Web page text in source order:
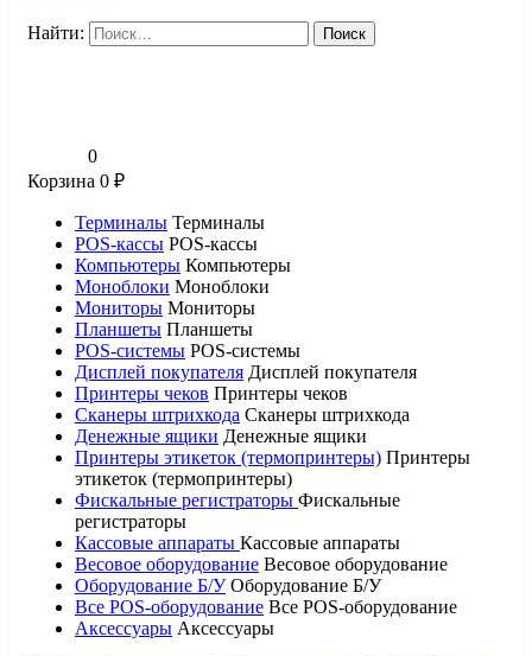
Найти:
0
Корзина 0 ₽
Терминалы Терминалы
POS-кассы POS-кассы
Компьютеры Компьютеры
Моноблоки Моноблоки
Мониторы Мониторы
Планшеты Планшеты
POS-системы POS-системы
Дисплей покупателя Дисплей покупателя
Принтеры чеков Принтеры чеков
Сканеры штрихкода Сканеры штрихкода
Денежные ящики Денежные ящики
Принтеры этикеток (термопринтеры) Принтеры
этикеток (термопринтеры)
Фискальные регистраторы Фискальные
регистраторы
Кассовые аппараты Кассовые аппараты
Весовое оборудование Весовое оборудование
Оборудование Б/У Оборудование Б/У
Все POS-оборудование Все POS-оборудование
Аксессуары Аксессуары